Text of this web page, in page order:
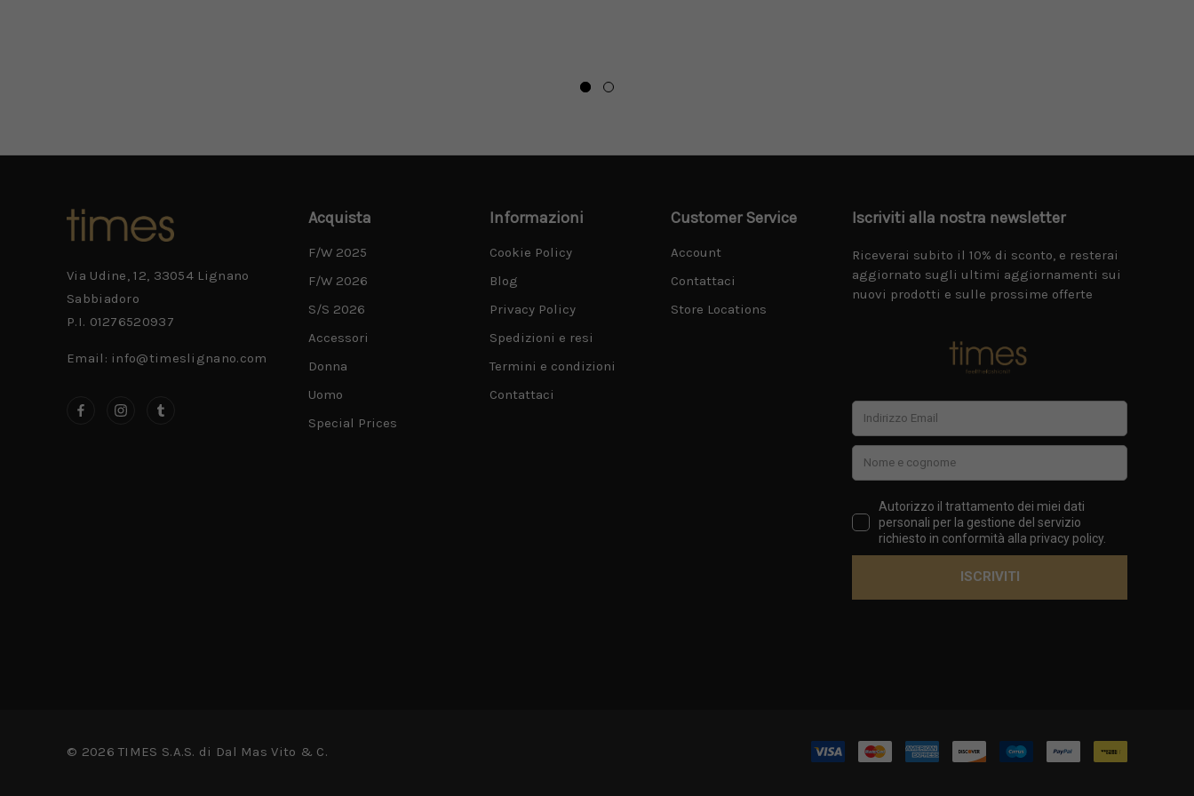
Via Udine, 12, 33054 Lignano
Sabbiadoro
P.I. 01276520937
Email: info@timeslignano.com
Acquista
F/W 2025
F/W 2026
S/S 2026
Accessori
Donna
Uomo
Special Prices
Informazioni
Cookie Policy
Blog
Privacy Policy
Spedizioni e resi
Termini e condizioni
Contattaci
Customer Service
Account
Contattaci
Store Locations
Iscriviti alla nostra newsletter
Riceverai subito il 10% di sconto, e resterai
aggiornato sugli ultimi aggiornamenti sui
nuovi prodotti e sulle prossime offerte
© 2026 TIMES S.A.S. di Dal Mas Vito & C.